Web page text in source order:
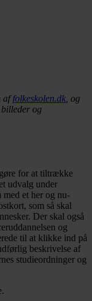
affolkeskolen.dk, og
og
for at tiltrække
udvalg under
med et her og nu-
som så skal
Der skal også
og
til at klikke ind på
beskrivelse af
studieordninger og